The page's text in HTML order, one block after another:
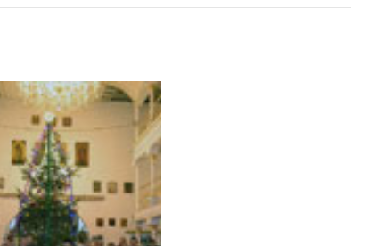
ДУХОВЕНСТВО
ХРАМЫ И МОНАСТЫРИ
МАТЕРИАЛЫ
КОНТАКТЫ/РЕКВИЗИТЫ